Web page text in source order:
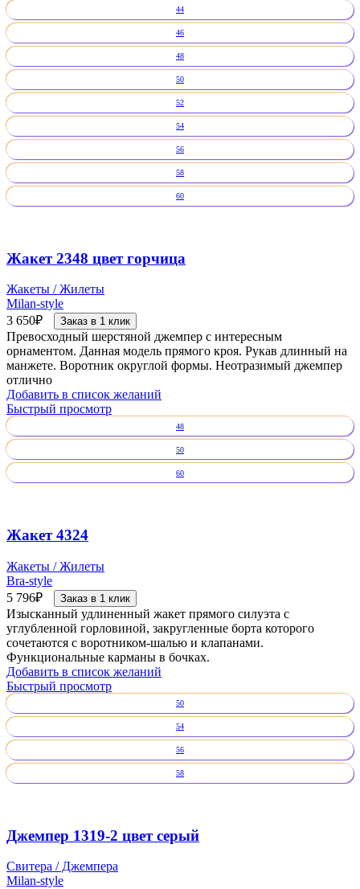
44
46
48
50
52
54
56
58
60
Жакет 2348 цвет горчица
Жакеты / Жилеты
Milan-style
3 650₽ Заказ в 1 клик
Превосходный шерстяной джемпер с интересным
орнаментом. Данная модель прямого кроя. Рукав длинный на
манжете. Воротник округлой формы. Неотразимый джемпер
отлично
Добавить в список желаний
Быстрый просмотр
48
50
60
Жакет 4324
Жакеты / Жилеты
Bra-style
5 796₽ Заказ в 1 клик
Изысканный удлиненный жакет прямого силуэта с
углубленной горловиной, закругленные борта которого
сочетаются с воротником-шалью и клапанами.
Функциональные карманы в бочках.
Добавить в список желаний
Быстрый просмотр
50
54
56
58
Джемпер 1319-2 цвет серый
Свитера / Джемпера
Milan-style